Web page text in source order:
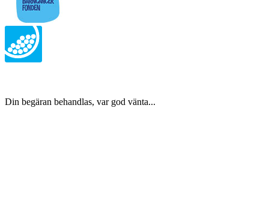
Din begäran behandlas, var god vänta...